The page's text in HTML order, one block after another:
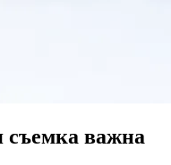
съемка важна